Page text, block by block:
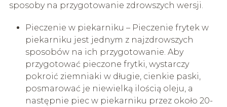
sposoby na przygotowanie zdrowszych wersji.
Pieczenie w piekarniku – Pieczenie frytek w
piekarniku jest jednym z najzdrowszych
sposobów na ich przygotowanie. Aby
przygotować pieczone frytki, wystarczy
pokroić ziemniaki w długie, cienkie paski,
posmarować je niewielką ilością oleju, a
następnie piec w piekarniku przez około 20-